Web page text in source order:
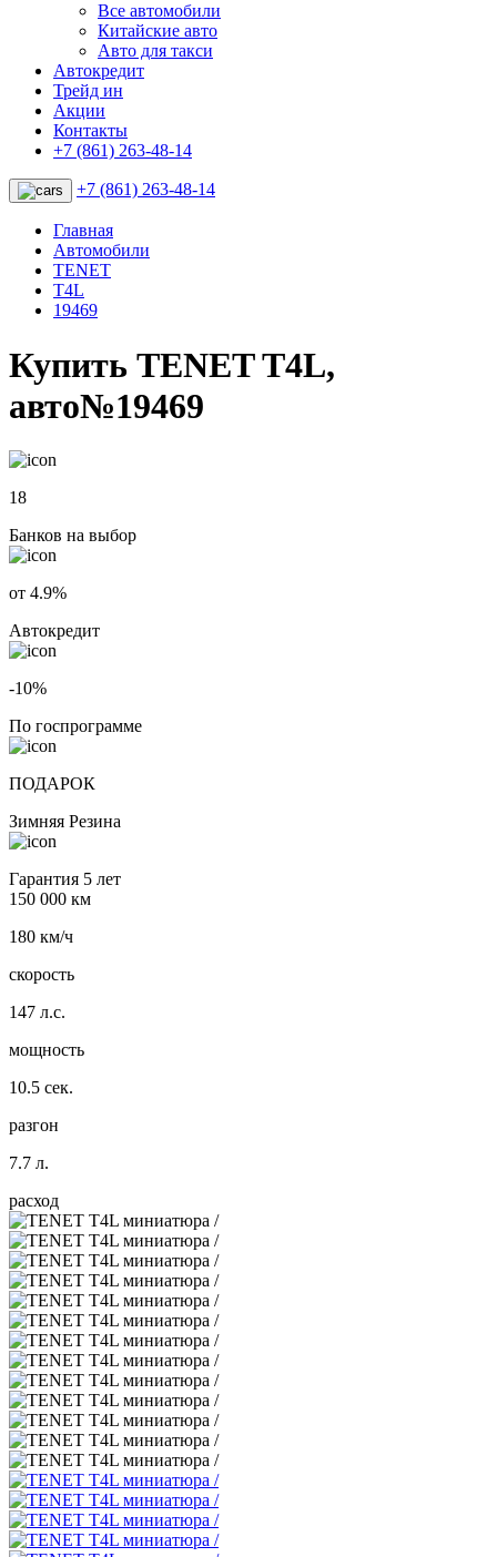
Все автомобили
Китайские авто
Авто для такси
Автокредит
Трейд ин
Акции
Контакты
+7 (861) 263-48-14
+7 (861) 263-48-14
Главная
Автомобили
TENET
T4L
19469
Купить TENET T4L,
авто№19469
18
Банков на выбор
от 4.9%
Автокредит
-10%
По госпрограмме
ПОДАРОК
Зимняя Резина
Гарантия 5 лет
150 000 км
180 км/ч
скорость
147 л.с.
мощность
10.5 сек.
разгон
7.7 л.
расход